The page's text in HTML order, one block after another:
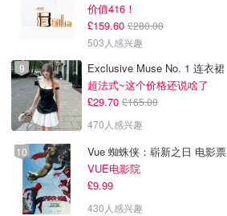
价值416！
£159.60 £280.00
503人感兴趣
Exclusive Muse No. 1 连衣裙
超法式~这个价格还说啥了
£29.70 £165.00
470人感兴趣
Vue 蜘蛛侠：崭新之日 电影票
VUE电影院
£9.99
430人感兴趣